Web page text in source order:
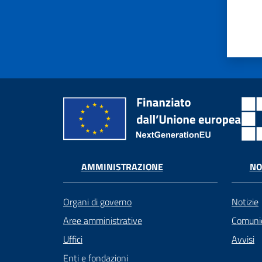
AMMINISTRAZIONE
Organi di governo
Aree amministrative
Uffici
Enti e fondazioni
Notizie
Avvisi